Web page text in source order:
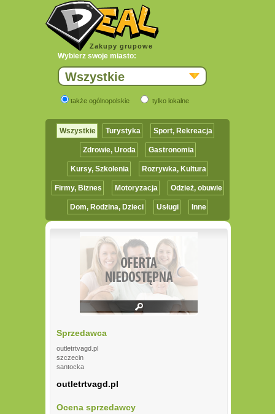
Zakupy grupowe
Wybierz swoje miasto:
Wszystkie
także ogólnopolskie tylko lokalne
Wszystkie Turystyka Sport, Rekreacja
Zdrowie, Uroda Gastronomia
Kursy, Szkolenia Rozrywka, Kultura
Firmy, Biznes Motoryzacja Odzież, obuwie
Dom, Rodzina, Dzieci Usługi Inne
Sprzedawca
outletrtvagd.pl
szczecin
santocka
outletrtvagd.pl
Ocena sprzedawcy